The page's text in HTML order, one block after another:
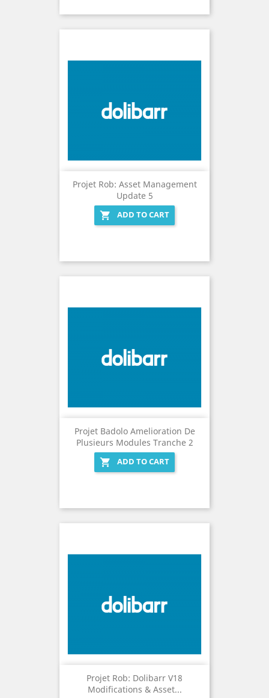
Projet Rob: Asset Management
Update 5

ADD TO CART
Projet Badolo Amelioration De
Plusieurs Modules Tranche 2

ADD TO CART
Projet Rob: Dolibarr V18
Modifications & Asset...